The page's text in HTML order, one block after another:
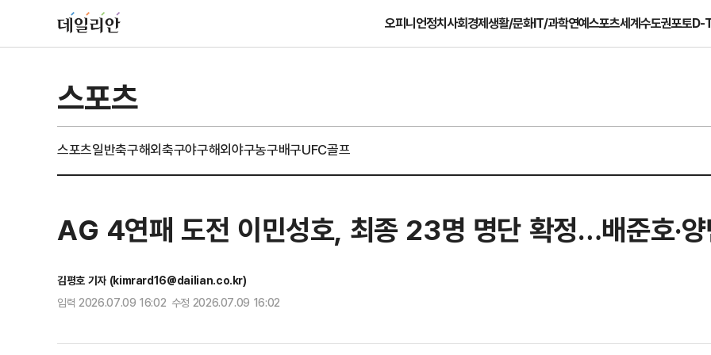
오피니언정치사회경제생활/문화IT/과학연예스포츠세계수도권포토D-
스포츠
스포츠일반축구해외축구야구해외야구농구배구UFC골프
AG 4연패 도전 이민성호, 최종 23명 명단 확정…배준호·
김평호 기자 (kimrard16@dailian.co.kr)
입력 2026.07.09 16:02 수정 2026.07.09 16:02